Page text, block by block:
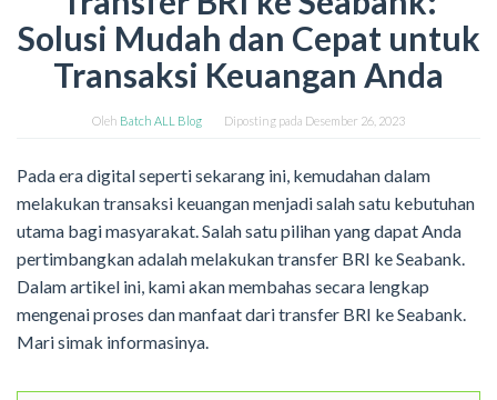
Solusi Mudah dan Cepat untuk
Transaksi Keuangan Anda
Oleh Batch ALL Blog Diposting pada Desember 26, 2023
Pada era digital seperti sekarang ini, kemudahan dalam
melakukan transaksi keuangan menjadi salah satu kebutuhan
utama bagi masyarakat. Salah satu pilihan yang dapat Anda
pertimbangkan adalah melakukan transfer BRI ke Seabank.
Dalam artikel ini, kami akan membahas secara lengkap
mengenai proses dan manfaat dari transfer BRI ke Seabank.
Mari simak informasinya.